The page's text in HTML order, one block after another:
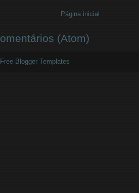
Página inicial
(Atom)
Blogger Templates